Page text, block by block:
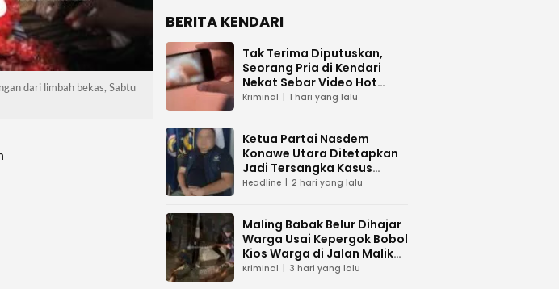
dari limbah bekas, Sabtu
BERITA KENDARI
Tak Terima Diputuskan,
Seorang Pria di Kendari
Nekat Sebar Video Hot
Pacar
Kriminal 1 hari yang lalu
Ketua Partai Nasdem
Konawe Utara Ditetapkan
Jadi Tersangka Kasus
Dugaan Penipuan
Headline 2 hari yang lalu
Maling Babak Belur Dihajar
Warga Usai Kepergok Bobol
Kios Warga di Jalan Malik
Raya Mandonga
Kriminal 3 hari yang lalu